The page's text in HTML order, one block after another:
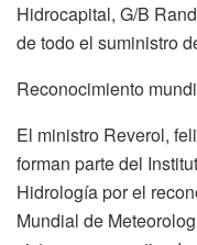
Hidrocapital, G/B
de todo el suministro
Reconocimiento
El ministro Reverol,
forman parte del
Hidrología por el
Mundial de